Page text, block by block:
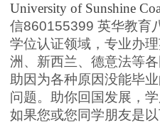
University of Sunshine Coa
信860155399 英华教育
学位认证领域，专业办
洲、新西兰、德意法等
助因为各种原因没能毕
问题。助你回国发展，学
如果您或您同学朋友是